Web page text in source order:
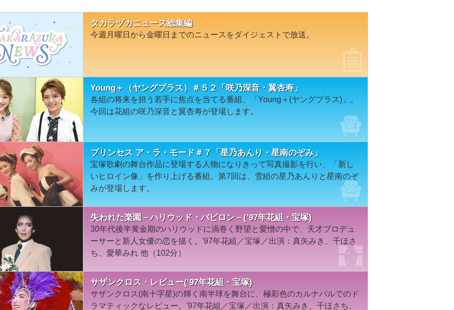
タカラヅカニュース総集編
今週月曜日から金曜日までのニュースをダイジェストで放送。
Young＋（ヤングプラス）＃５２「咲乃深音・翼杏寿」
各組の将来を担う若手に焦点を当てる番組、「Young＋(ヤングプラス)」。
今回は花組の咲乃深音と翼杏寿が登場します。
プリンセス ア・ラ・モード＃７「星乃あんり・星南のぞみ」
宝塚歌劇の舞台作品に登場する人物になりきって写真撮影を行い、「新し
いヒロイン像」を作り上げる番組。第7回は、雪組の星乃あんりと星南のぞ
みが登場します。
失われた楽園－ハリウッド・バビロン－(’97年花組・宝塚)
30年代後半黄金期のハリウッドに渦巻く野望と愛憎の中で、天才プロデュ
ーサーと新人女優の恋を描く。'97年花組／宝塚／出演：真矢みき、千ほさ
ち、愛華みれ 他（102分）
サザンクロス・レビュー(’97年花組・宝塚)
サザンクロス(南十字星)の輝く南半球を舞台に、極彩色のカルナバルでのド
ラマティックなレビュー。'97年花組／宝塚／出演：真矢みき、千ほさち、